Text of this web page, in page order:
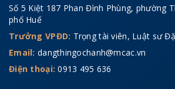
Số 5 Kiệt 187 Phan Đình Phùng, phường
phố Huế
Trưởng VPĐD: Trọng tài viên, Luật sư
Email: dangthingochanh@mcac.vn
Điện thoại:0913 495 636